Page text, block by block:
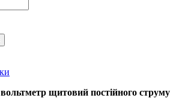
щитовий постійного струму